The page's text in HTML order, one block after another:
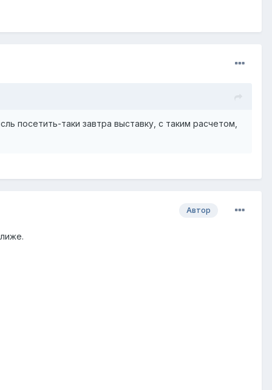
посетить-таки завтра выставку, с таким расчетом,
Автор